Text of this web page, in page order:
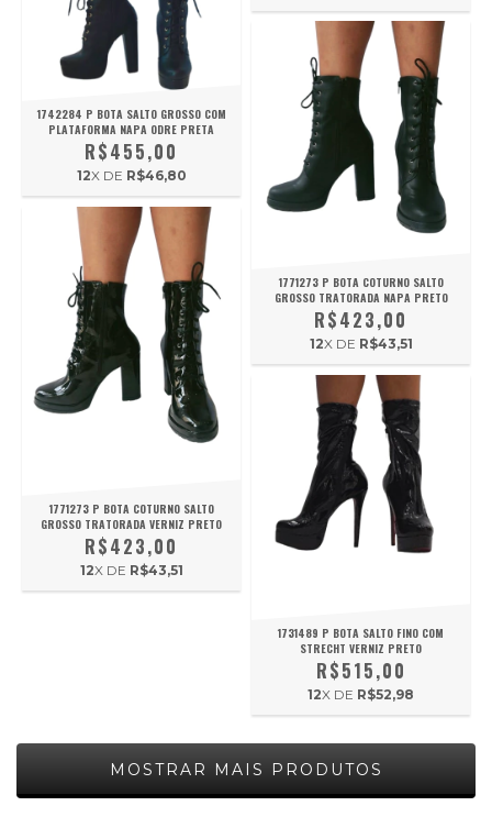
1742284 P BOTA SALTO GROSSO COM
PLATAFORMA NAPA ODRE PRETA
R$455,00
12X DE R$46,80
1771273 P BOTA COTURNO SALTO
GROSSO TRATORADA NAPA PRETO
R$423,00
12X DE R$43,51
1771273 P BOTA COTURNO SALTO
GROSSO TRATORADA VERNIZ PRETO
R$423,00
12X DE R$43,51
1731489 P BOTA SALTO FINO COM
STRECHT VERNIZ PRETO
R$515,00
12X DE R$52,98
MOSTRAR MAIS PRODUTOS